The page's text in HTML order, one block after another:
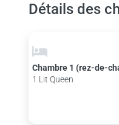
Détails des
Chambre 1 (rez-de-
1 Lit Queen